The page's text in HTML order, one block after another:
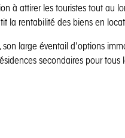
à attirer les touristes tout au
la rentabilité des biens en
son large éventail d'options
secondaires pour tous